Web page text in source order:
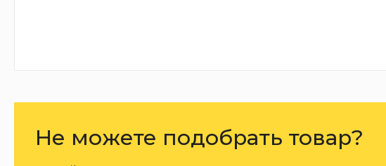
Не можете подобрать товар?